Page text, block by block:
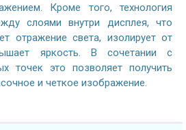
Кроме того, технология
слоями внутри дисплея, что
отражение света, изолирует от
яркость. В сочетании с
точек это позволяет получить
и четкое изображение.